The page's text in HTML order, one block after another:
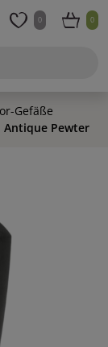
0 0
Gefäße
Antique Pewter